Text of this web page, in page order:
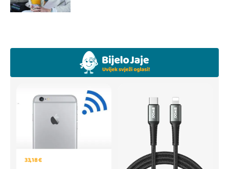
33,18 €